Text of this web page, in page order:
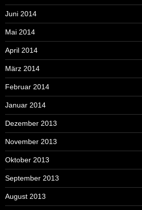
Juni 2014
Mai 2014
April 2014
März 2014
Februar 2014
Januar 2014
Dezember 2013
November 2013
Oktober 2013
September 2013
August 2013